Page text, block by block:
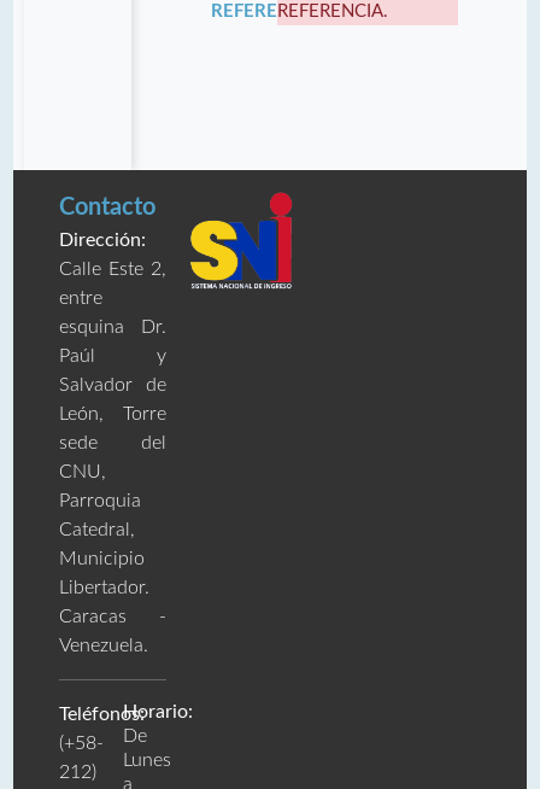
REFERENCIA:REFERENCIA.
Contacto
Dirección:
Calle Este 2,
entre
esquina Dr.
Paúl y
Salvador de
León, Torre
sede del
CNU,
Parroquia
Catedral,
Municipio
Libertador.
Caracas -
Venezuela.
Teléfonos:
(+58-
212)
Horario:
De
Lunes
a